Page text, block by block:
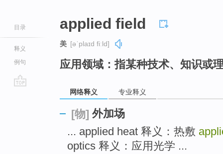
目录
释义
例句
applied field
美 [əˈplaɪd fiːld]
应用领域：指某种技术、知识或
网络释义 专业释义
[物] 外加场
... applied heat 释义：热敷
optics 释义：应用光学 ...